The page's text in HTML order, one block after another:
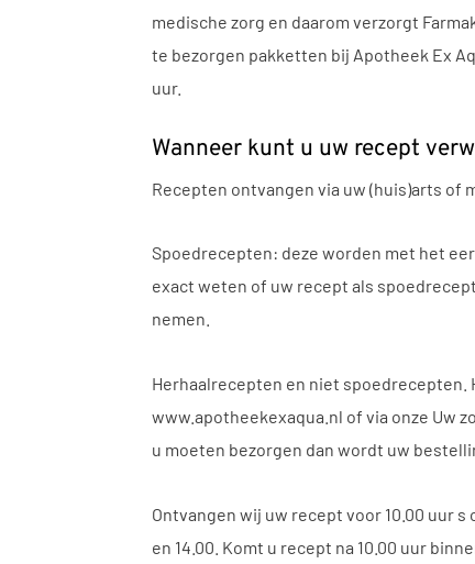
medische zorg en daarom verzorgt
te bezorgen pakketten bij Apotheek Ex
uur.
Wanneer kunt u uw recept
Recepten ontvangen via uw (huis)arts of
Spoedrecepten: deze worden met het
exact weten of uw recept als
nemen.
Herhaalrecepten en niet spoedrecepten.
www.apotheekexaqua.nl of via onze Uw
u moeten bezorgen dan wordt uw
Ontvangen wij uw recept voor 10.00 uur
en 14.00. Komt u recept na 10.00 uur